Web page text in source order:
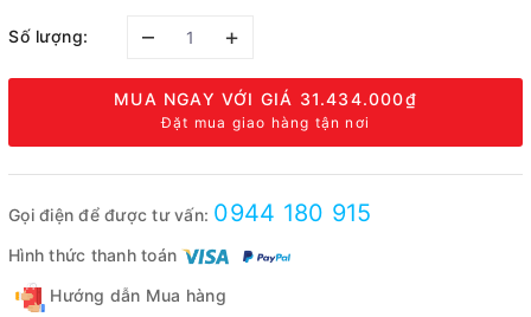
Số lượng: – +
MUA NGAY VỚI GIÁ 31.434.000₫
Đặt mua giao hàng tận nơi
Gọi điện để được tư vấn: 0944 180 915
Hình thức thanh toán
Hướng dẫn Mua hàng